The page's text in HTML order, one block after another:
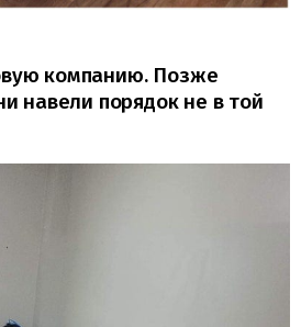
компанию. Позже
навели порядок не в той